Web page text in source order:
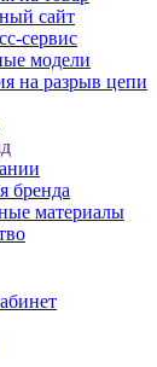
сайт
сервис
модели
на разрыв цепи
бренда
материалы